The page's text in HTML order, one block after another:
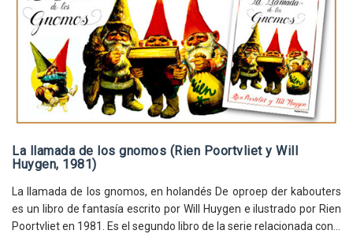
La llamada de los gnomos (Rien Poortvliet y Will
Huygen, 1981)
La llamada de los gnomos, en holandés De oproep der kabouters
es un libro de fantasía escrito por Will Huygen e ilustrado por Rien
Poortvliet en 1981. Es el segundo libro de la serie relacionada con...